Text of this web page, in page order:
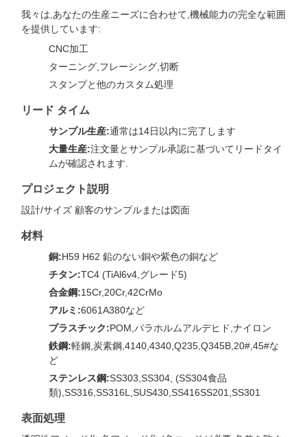
我々は,あなたの生産ニーズに合わせて,機械能力の完全な範囲
を提供しています:
CNC加工
ターニング,フレーシング,切断
スタンプと他のカスタム処理
リード タイム
サンプル生産:通常は14日以内に完了します
大量生産:注文量とサンプル承認に基づいてリードタイ
ムが確認されます.
プロジェクト説明
設計/サイズ 顧客のサンプルまたは図面
材料
銅:H59 H62 鉛のない銅や紫色の銅など
チタン:TC4 (TiAl6v4,グレード5)
合金鋼:15Cr,20Cr,42CrMo
アルミ:6061A380など
プラスチック:POM,パラホルムアルデヒド,ナイロン
鉄鋼:軽鋼,炭素鋼,4140,4340,Q235,Q345B,20#,45#な
ど
ステンレス鋼:SS303,SS304, (SS304食品
類),SS316,SS316L,SUS430,SS416SS201,SS301
表面処理